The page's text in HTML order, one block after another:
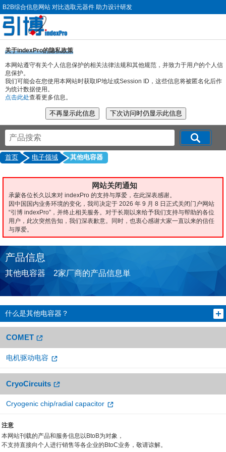
B2B综合信息网站 对比选取元器件 助力设计研发
关于indexPro的隐私政策
本网站遵守有关个人信息保护的相关法律法规和其他规范，并致力于用户的个人信
息保护。
我们可能会在您使用本网站时获取IP地址或Session ID，这些信息将被匿名化后作
为统计数据使用。
点击此处查看更多信息。
首页 电子领域 其他电容器
网站关闭通知
承蒙各位长久以来对 indexPro 的支持与厚爱，在此深表感谢。
因中国国内业务环境的变化，我司决定于 2026 年 9 月 8 日正式关闭门户网站
“引博 indexPro”，并终止相关服务。对于长期以来给予我们支持与帮助的各位
用户，此次突然告知，我们深表歉意。同时，也衷心感谢大家一直以来的信任
与厚爱。
产品信息
其他电容器 2家厂商的产品信息単
什么是其他电容器？
COMET
电机驱动电容
CryoCircuits
Cryogenic chip/radial capacitor
注意
本网站刊载的产品和服务信息以BtoB为对象，
不支持直接向个人进行销售等各企业的BtoC业务，敬请谅解。